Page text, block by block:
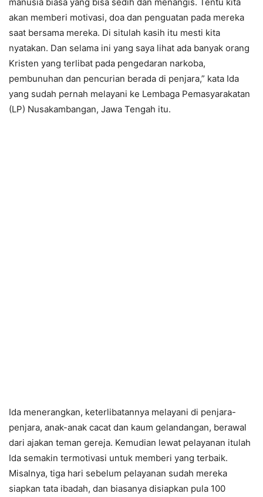
akan memberi motivasi, doa dan penguatan pada mereka
saat bersama mereka. Di situlah kasih itu mesti kita
nyatakan. Dan selama ini yang saya lihat ada banyak orang
Kristen yang terlibat pada pengedaran narkoba,
pembunuhan dan pencurian berada di penjara,” kata Ida
yang sudah pernah melayani ke Lembaga Pemasyarakatan
(LP) Nusakambangan, Jawa Tengah itu.
Ida menerangkan, keterlibatannya melayani di penjara-
penjara, anak-anak cacat dan kaum gelandangan, berawal
dari ajakan teman gereja. Kemudian lewat pelayanan itulah
Ida semakin termotivasi untuk memberi yang terbaik.
Misalnya, tiga hari sebelum pelayanan sudah mereka
siapkan tata ibadah, dan biasanya disiapkan pula 100